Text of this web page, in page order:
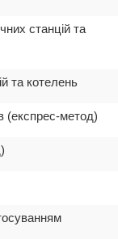
станцій та
та котелень
(експрес-метод)